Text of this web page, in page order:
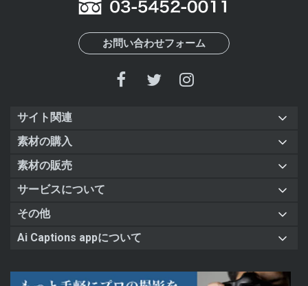
お問い合わせフォーム
サイト関連
素材の購入
素材の販売
サービスについて
その他
Ai Captions appについて